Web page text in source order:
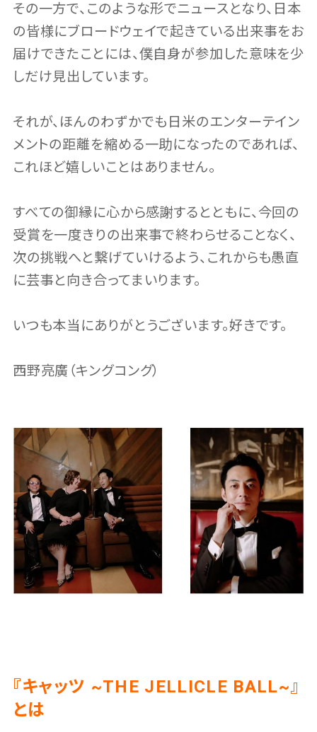
その一方で、このような形でニュースとなり、日本
の皆様にブロードウェイで起きている出来事をお
届けできたことには、僕自身が参加した意味を少
しだけ見出しています。
それが、ほんのわずかでも日米のエンターテイン
メントの距離を縮める一助になったのであれば、
これほど嬉しいことはありません。
すべての御縁に心から感謝するとともに、今回の
受賞を一度きりの出来事で終わらせることなく、
次の挑戦へと繋げていけるよう、これからも愚直
に芸事と向き合ってまいります。
いつも本当にありがとうございます。好きです。
西野亮廣（キングコング）
『キャッツ ~THE JELLICLE BALL~』
とは